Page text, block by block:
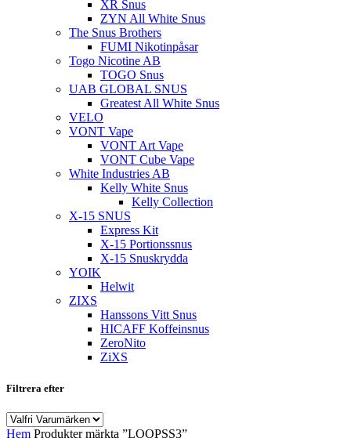
XR Snus
ZYN All White Snus
The Snus Brothers
FUMI Nikotinpåsar
Togo Nicotine AB
TOGO Snus
UAB GLOBAL SNUS
Greatest All White Snus
VELO
VONT Vape
VONT Art Vape
VONT Cube Vape
White Industries AB
Kelly White Snus
Kelly Collection
X-15 SNUS
Express Kit
X-15 Portionssnus
X-15 Snuskrydda
YOIK
Helwit
ZIXS
Hanssons Vitt Snus
HICAFF Koffeinsnus
ZeroNito
ZiXS
Filtrera efter
Hem Produkter märkta ”LOOPSS3”